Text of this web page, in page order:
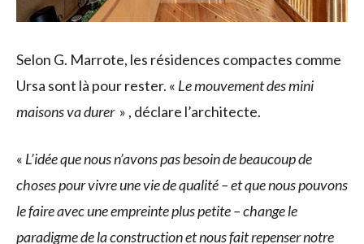
Selon G. Marrote, les résidences compactes comme
Ursa sont là pour rester. « Le mouvement des mini
maisons va durer» , déclare l’architecte.
« L’idée que nous n’avons pas besoin de beaucoup de
choses pour vivre une vie de qualité – et que nous pouvons
le faire avec une empreinte plus petite – change le
paradigme de la construction et nous fait repenser notre